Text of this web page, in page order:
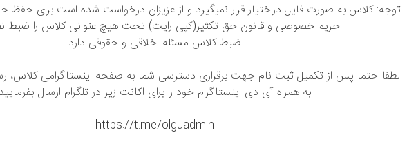
توجه: کلاس به صورت فایل دراختیار قرار نمیگیرد و از عزیزان درخواست شده است برای حفظ
حریم خصوصی و قانون حق تکثیر(کپی رایت) تحت هیچ عنوانی کلاس را ضبط
ضبط کلاس مسئله اخلاقی و حقوقی دارد
لطفا حتما پس از تکمیل ثبت نام جهت برقراری دسترسی شما به صفحه اینستاگرامی کلاس،
به همراه آی دی اینستاگرام خود را برای اکانت زیر در تلگرام ارسال